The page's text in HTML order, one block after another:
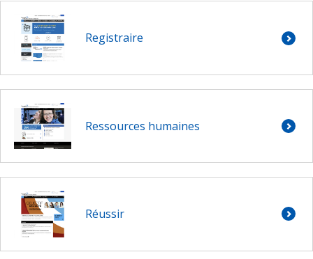
Registraire
Ressources humaines
Réussir